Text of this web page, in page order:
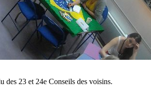
des 23 et 24e Conseils des voisins.